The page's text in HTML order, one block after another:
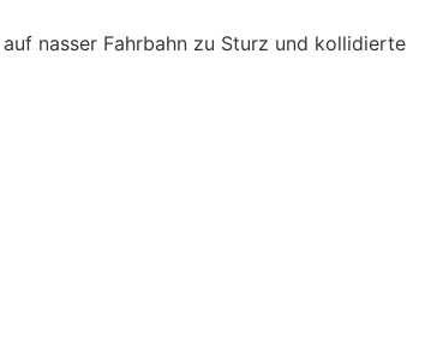
nasser Fahrbahn zu Sturz und kollidierte